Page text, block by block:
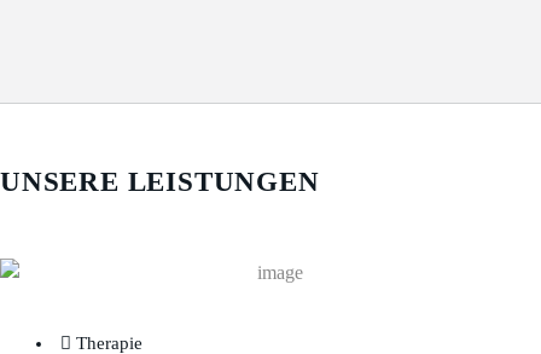
UNSERE LEISTUNGEN
Therapie